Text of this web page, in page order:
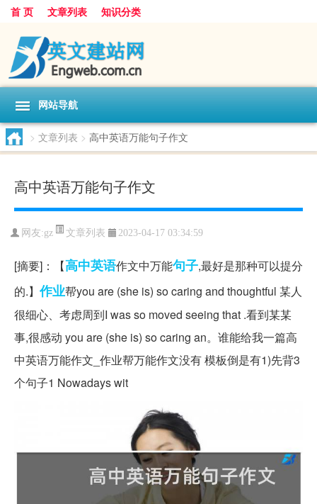
首 页 文章列表 知识分类
网站导航
> 文章列表 > 高中英语万能句子作文
高中英语万能句子作文
网友:gz 文章列表 2023-04-17 03:34:59
[摘要]：【高中英语作文中万能句子,最好是那种可以提分
的.】作业帮you are (she is) so caring and thoughtful 某人
很细心、考虑周到I was so moved seeing that .看到某某
事,很感动 you are (she is) so caring an。谁能给我一篇高
中英语万能作文_作业帮万能作文没有 模板倒是有1)先背3
个句子1 Nowadays wit